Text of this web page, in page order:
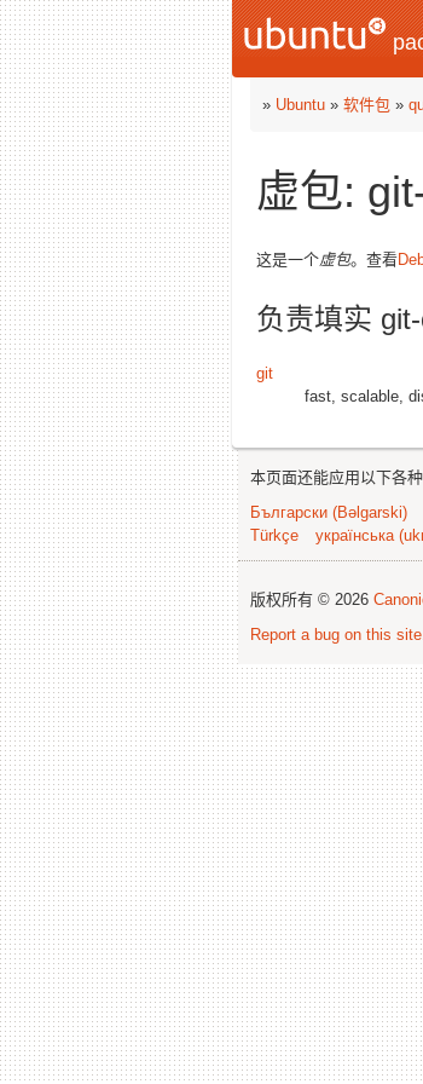
» Ubuntu » 软件包 »
虚包:
这是一个虚包。查看
负责填实
git
fast, scalable,
本页面还能应用以下各
Български (Bəlgarski)
Türkçe
українська
版权所有 © 2026
Report a bug on this site